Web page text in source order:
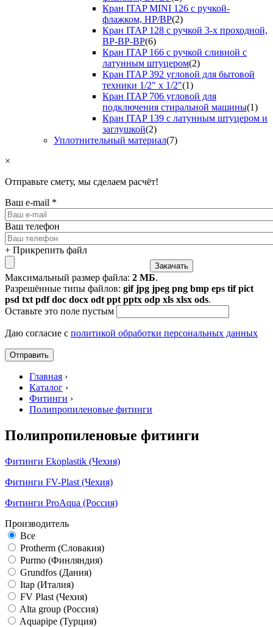
Кран ITAP MINI 126 с ручкой-
флажком, НР/ВР(2)
Кран ITAP 128 с ручкой 3-х проходной,
ВР-ВР-ВР(6)
Кран ITAP 166 с ручкой сливной с
латунным штуцером(2)
Кран ITAP 392 угловой для бытовой
техники 1/2" х 1/2"(1)
Кран ITAP 706 угловой для
подключения стиральной машины(1)
Кран ITAP 139 с латунным штуцером и
заглушкой(2)
Уплотнительный материал(7)
×
Отправьте смету, мы сделаем расчёт!
Ваш e-mail *
Ваш телефон
+ Прикрепить файл
Максимальный размер файла: 2 МБ.
Разрешённые типы файлов: gif jpg jpeg png bmp eps tif pict
psd txt pdf doc docx odt ppt pptx odp xls xlsx ods.
Оставьте это поле пустым
Даю согласие с политикой обработки персональных данных
Главная ›
Каталог ›
Фитинги ›
Полипропиленовые фитинги
Полипропиленовые фитинги
Фитинги Ekoplastik (Чехия)
Фитинги FV-Plast (Чехия)
Фитинги ProAqua (Россия)
Производитель
Все
Protherm (Словакия)
Purmo (Финляндия)
Grundfos (Дания)
Itap (Италия)
FV Plast (Чехия)
Alta group (Россия)
Aquapipe (Турция)